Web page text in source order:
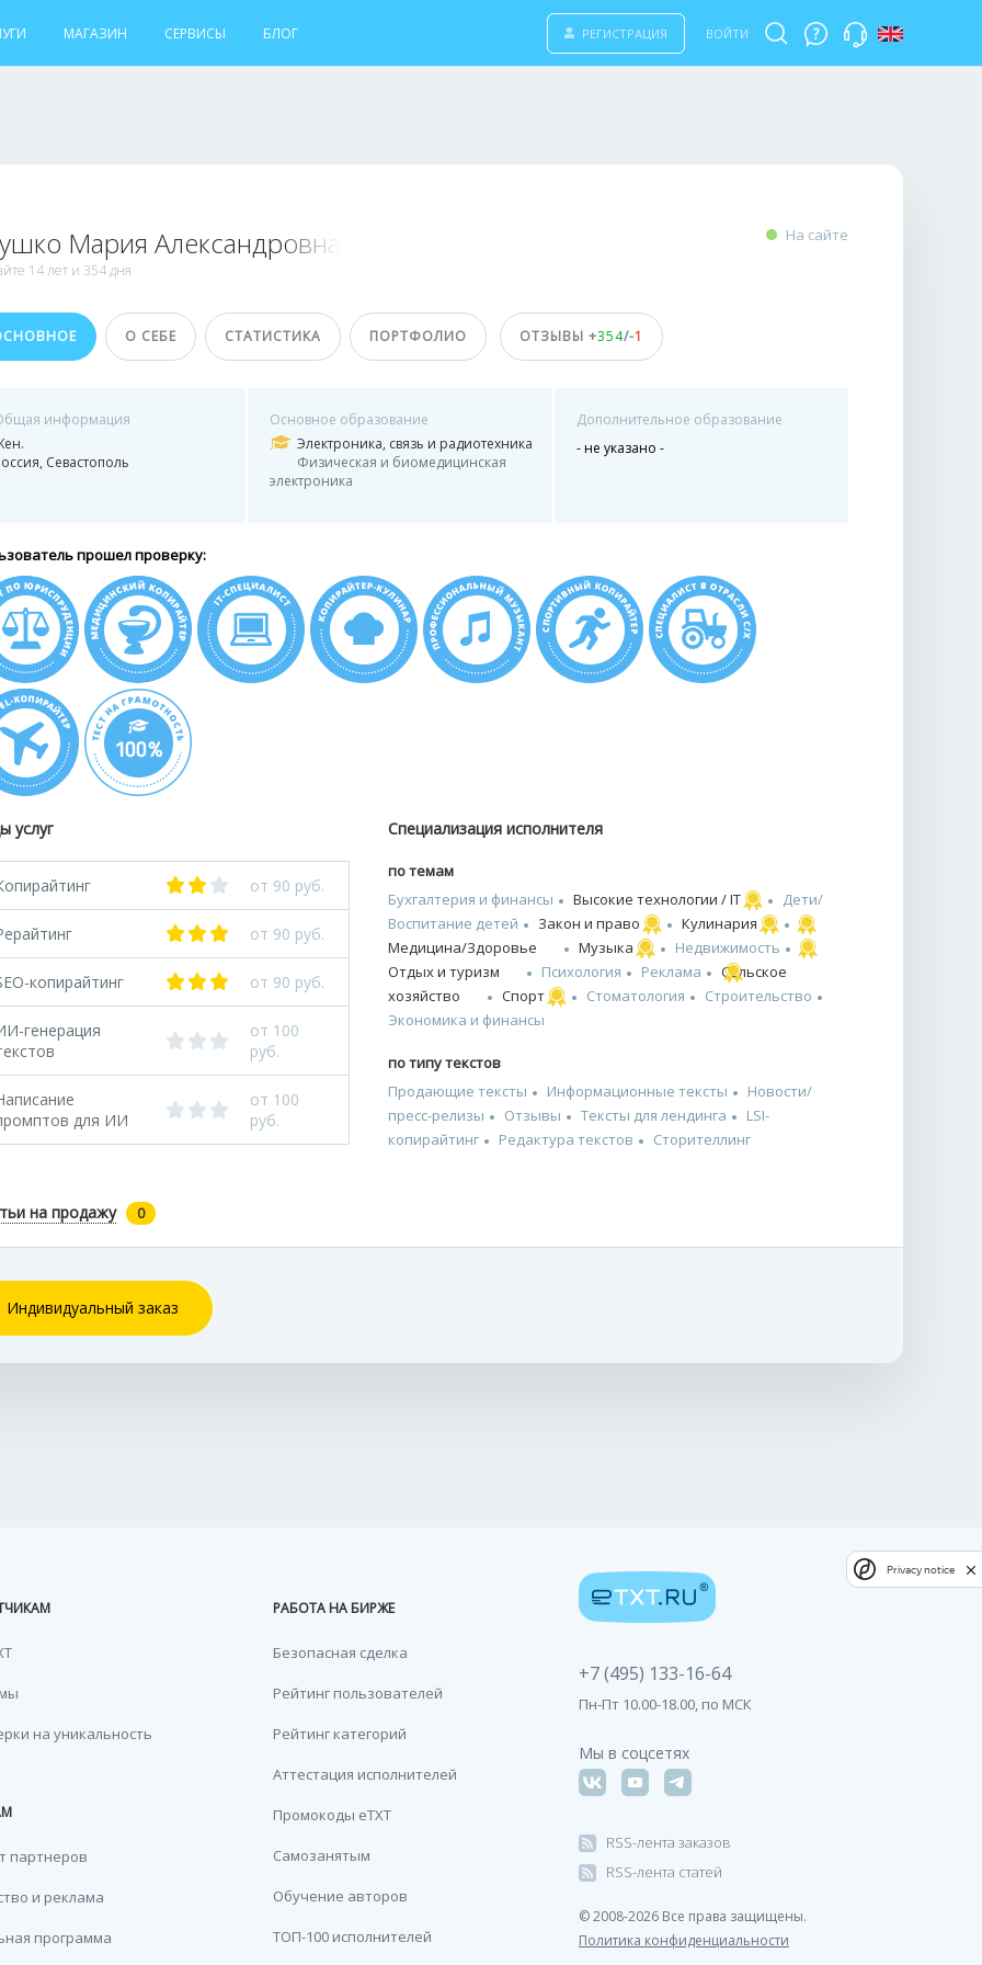
МАГАЗИН СЕРВИСЫ БЛОГ РЕГИСТРАЦИЯ ВОЙТИ
Мария Александровна
14 лет и 354 дня
На сайте
О СЕБЕ СТАТИСТИКА ПОРТФОЛИО ОТЗЫВЫ +354/-1
информация
Севастополь
Основное образование
Электроника, связь и радиотехника
Физическая и биомедицинская
электроника
Дополнительное образование
- не указано -
прошел проверку:
услуг
от 90 руб.
от 90 руб.
копирайтинг от 90 руб.
генерация
от 100
руб.
для ИИ
от 100
руб.
Специализация исполнителя
по темам
Бухгалтерия и финансы
Высокие технологии / IT
Дети/
Воспитание детей
Закон и право
Кулинария
Медицина/Здоровье
Музыка
Недвижимость
Отдых и туризм
Психология Реклама
Сельское
хозяйство
Спорт Стоматология
Строительство
Экономика и финансы
по типу текстов
Продающие тексты
Информационные тексты
Новости/
пресс-релизы
Отзывы Тексты для лендинга
LSI-
копирайтинг
Редактура текстов Сторителлинг
на продажу 0
Индивидуальный заказ
на уникальность
партнеров
и реклама
программа
РАБОТА НА БИРЖЕ
Безопасная сделка
Рейтинг пользователей
Рейтинг категорий
Аттестация исполнителей
Промокоды eTXT
Самозанятым
Обучение авторов
ТОП-100 исполнителей
+7 (495) 133-16-64
Пн-Пт 10.00-18.00, по МСК
Мы в соцсетях
RSS-лента заказов
RSS-лента статей
© 2008-2026 Все права защищены.
Политика конфиденциальности
Privacy notice